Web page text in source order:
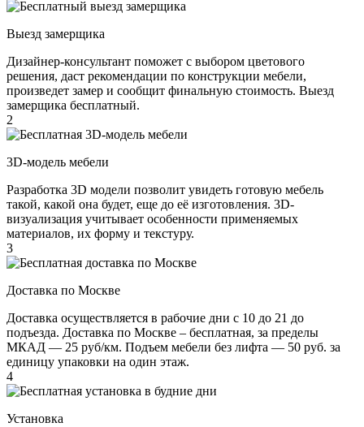
Выезд замерщика
Дизайнер-консультант поможет с выбором цветового
решения, даст рекомендации по конструкции мебели,
произведет замер и сообщит финальную стоимость. Выезд
замерщика бесплатный.
2
3D-модель мебели
Разработка 3D модели позволит увидеть готовую мебель
такой, какой она будет, еще до её изготовления. 3D-
визуализация учитывает особенности применяемых
материалов, их форму и текстуру.
3
Доставка по Москве
Доставка осуществляется в рабочие дни с 10 до 21 до
подъезда. Доставка по Москве – бесплатная, за пределы
МКАД — 25 руб/км. Подъем мебели без лифта — 50 руб. за
единицу упаковки на один этаж.
4
Установка